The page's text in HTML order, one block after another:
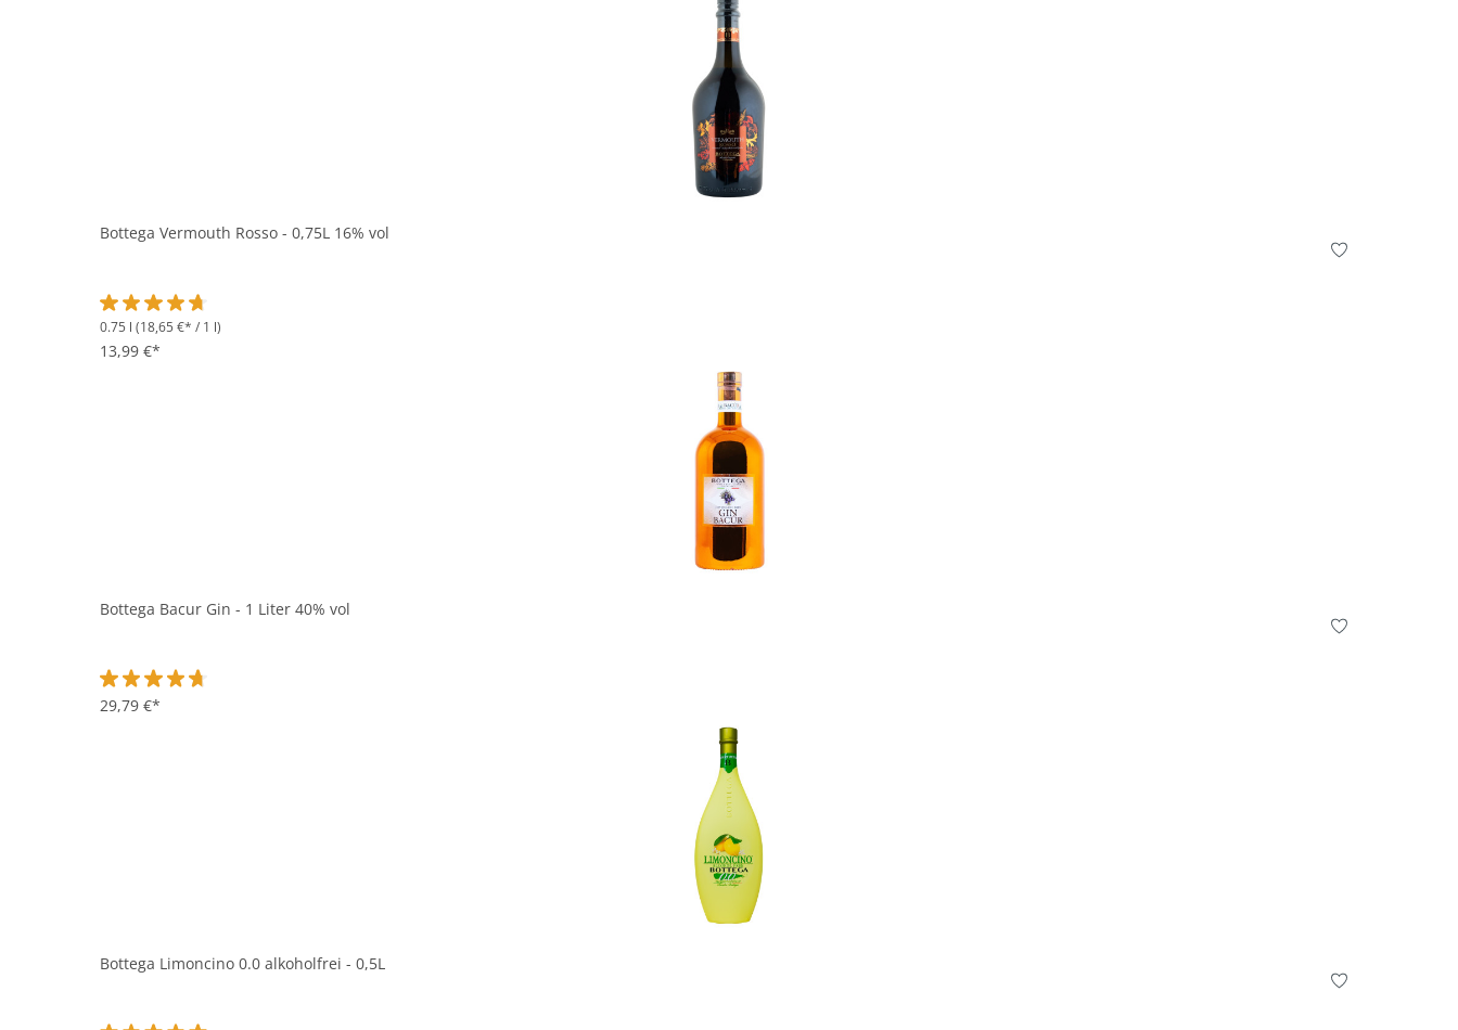
Bottega Vermouth Rosso - 0,75L 16% vol
Durchschnittliche Bewertung von 4.7 von 5 Sternen
0.75 l (18,65 €* / 1 l)
13,99 €*
In den Korb
Bottega Bacur Gin - 1 Liter 40% vol
Durchschnittliche Bewertung von 4.7 von 5 Sternen
29,79 €*
In den Korb
Bottega Limoncino 0.0 alkoholfrei - 0,5L
In den Korb